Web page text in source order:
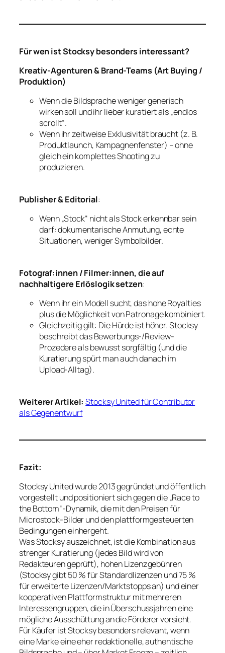
Für wen ist Stocksy besonders interessant?
Kreativ-Agenturen & Brand-Teams (Art Buying /
Produktion)
Wenn die Bildsprache weniger generisch
wirken soll und ihr lieber kuratiert als „endlos
scrollt“.
Wenn ihr zeitweise Exklusivität braucht (z. B.
Produktlaunch, Kampagnenfenster) – ohne
gleich ein komplettes Shooting zu
produzieren.
Publisher & Editorial:
Wenn „Stock“ nicht als Stock erkennbar sein
darf: dokumentarische Anmutung, echte
Situationen, weniger Symbolbilder.
Fotograf:innen / Filmer:innen, die auf
nachhaltigere Erlöslogik setzen:
Wenn ihr ein Modell sucht, das hohe Royalties
plus die Möglichkeit von Patronage kombiniert.
Gleichzeitig gilt: Die Hürde ist höher. Stocksy
beschreibt das Bewerbungs-/Review-
Prozedere als bewusst sorgfältig (und die
Kuratierung spürt man auch danach im
Upload-Alltag).
Weiterer Artikel: Stocksy United für Contributor
als Gegenentwurf
Fazit:
Stocksy United wurde 2013 gegründet und öffentlich
vorgestellt und positioniert sich gegen die „Race to
the Bottom“-Dynamik, die mit den Preisen für
Microstock-Bilder und den plattformgesteuerten
Bedingungen einhergeht.
Was Stocksy auszeichnet, ist die Kombination aus
strenger Kuratierung (jedes Bild wird von
Redakteuren geprüft), hohen Lizenzgebühren
(Stocksy gibt 50 % für Standardlizenzen und 75 %
für erweiterte Lizenzen/Marktstopps an) und einer
kooperativen Plattformstruktur mit mehreren
Interessengruppen, die in Überschussjahren eine
mögliche Ausschüttung an die Förderer vorsieht.
Für Käufer ist Stocksy besonders relevant, wenn
eine Marke eine eher redaktionelle, authentische